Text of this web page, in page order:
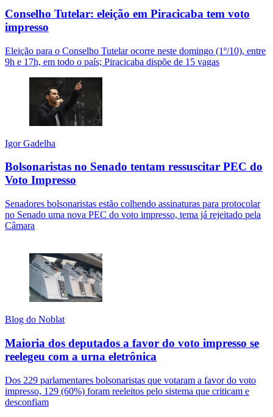
Conselho Tutelar: eleição em Piracicaba tem voto
impresso
Eleição para o Conselho Tutelar ocorre neste domingo (1º/10), entre
9h e 17h, em todo o país; Piracicaba dispõe de 15 vagas
Igor Gadelha
Bolsonaristas no Senado tentam ressuscitar PEC do
Voto Impresso
Senadores bolsonaristas estão colhendo assinaturas para protocolar
no Senado uma nova PEC do voto impresso, tema já rejeitado pela
Câmara
Blog do Noblat
Maioria dos deputados a favor do voto impresso se
reelegeu com a urna eletrônica
Dos 229 parlamentares bolsonaristas que votaram a favor do voto
impresso, 129 (60%) foram reeleitos pelo sistema que criticam e
desconfiam